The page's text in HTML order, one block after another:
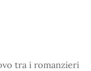
tra i romanzieri